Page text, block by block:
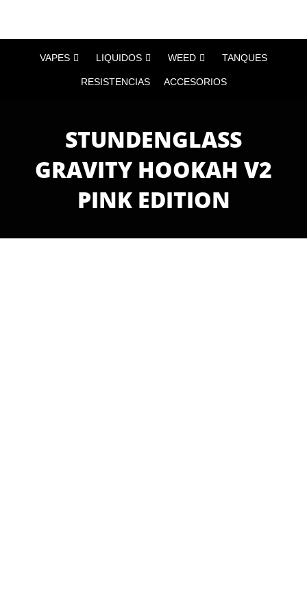
VAPES LIQUIDOS WEED TANQUES
RESISTENCIAS ACCESORIOS
STUNDENGLASS
GRAVITY HOOKAH V2
PINK EDITION